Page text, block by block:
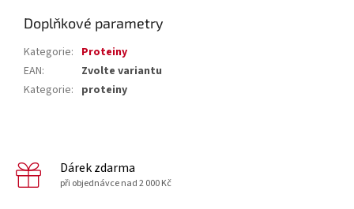
Doplňkové parametry
Kategorie: Proteiny
EAN:
Zvolte variantu
Kategorie: proteiny
Dárek zdarma
při objednávce nad 2 000 Kč